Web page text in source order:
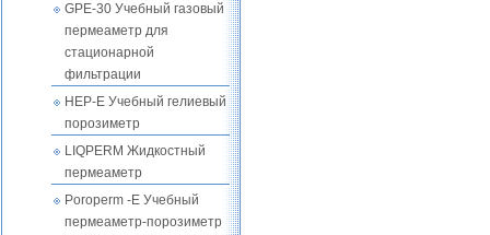
GPE-30 Учебный газовый
пермеаметр для
стационарной
фильтрации
HEP-E Учебный гелиевый
порозиметр
LIQPERM Жидкостный
пермеаметр
Poroperm -E Учебный
пермеаметр-порозиметр